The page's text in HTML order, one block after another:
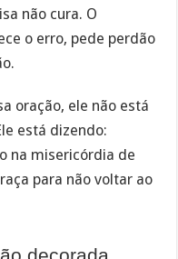
não cura. O
o erro, pede perdão
oração, ele não está
está dizendo:
na misericórdia de
para não voltar ao
decorada